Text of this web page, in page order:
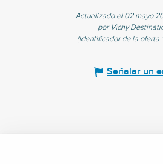
Actualizado el 02 mayo
por Vichy
(Identificador de la oferta :
Señalar un